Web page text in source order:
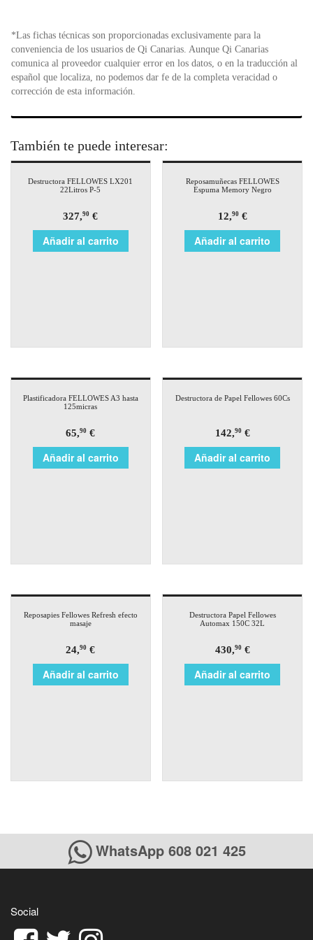
*Las fichas técnicas son proporcionadas exclusivamente para la
conveniencia de los usuarios de Qi Canarias. Aunque Qi Canarias
comunica al proveedor cualquier error en los datos, o en la traducción al
español que localiza, no podemos dar fe de la completa veracidad o
corrección de esta información.
También te puede interesar:
Destructora FELLOWES LX201
22Litros P-5
327,90 €
Añadir al carrito
Reposamuñecas FELLOWES
Espuma Memory Negro
12,90€
Añadir al carrito
Plastificadora FELLOWES A3 hasta
125micras
65,90 €
Añadir al carrito
Destructora de Papel Fellowes 60Cs
142,90€
Añadir al carrito
Reposapies Fellowes Refresh efecto
masaje
24,90 €
Añadir al carrito
Destructora Papel Fellowes
Automax 150C 32L
430,90€
Añadir al carrito
WhatsApp 608 021 425
Social